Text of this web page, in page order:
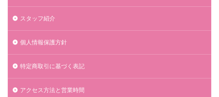
スタッフ紹介
個人情報保護方針
特定商取引に基づく表記
アクセス方法と営業時間